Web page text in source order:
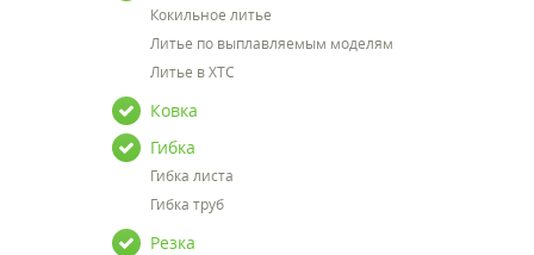
Кокильное литье
Литье по выплавляемым моделям
Литье в ХТС
Ковка
Гибка
Гибка листа
Гибка труб
Резка